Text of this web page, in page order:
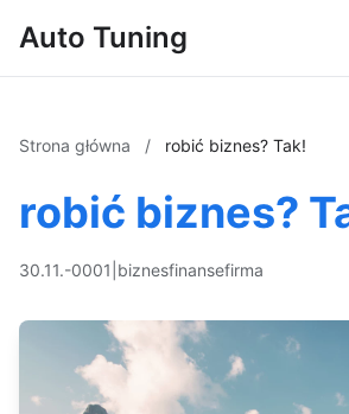
Auto Tuning
Strona główna / robić biznes? Tak!
robić biznes?
30.11.-0001 biznesfinansefirma